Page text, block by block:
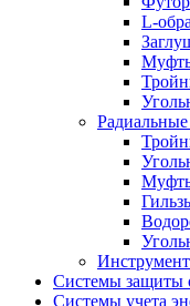
L-
Системы защиты
Системы учета